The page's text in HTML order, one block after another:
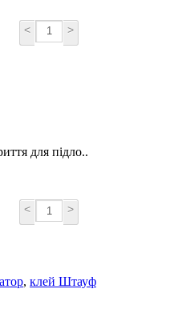
< >
для підло..
< >
, клей Штауф